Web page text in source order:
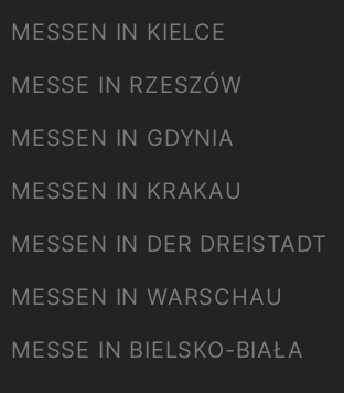
MESSEN IN KIELCE
MESSE IN RZESZÓW
MESSEN IN GDYNIA
MESSEN IN KRAKAU
MESSEN IN DER DREISTADT
MESSEN IN WARSCHAU
MESSE IN BIELSKO-BIAŁA